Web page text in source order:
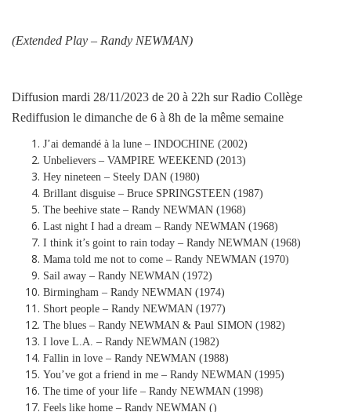
(Extended Play – Randy NEWMAN)
Diffusion mardi 28/11/2023 de 20 à 22h sur Radio Collège
Rediffusion le dimanche de 6 à 8h de la même semaine
J’ai demandé à la lune – INDOCHINE (2002)
Unbelievers – VAMPIRE WEEKEND (2013)
Hey nineteen – Steely DAN (1980)
Brillant disguise – Bruce SPRINGSTEEN (1987)
The beehive state – Randy NEWMAN (1968)
Last night I had a dream – Randy NEWMAN (1968)
I think it’s goint to rain today – Randy NEWMAN (1968)
Mama told me not to come – Randy NEWMAN (1970)
Sail away – Randy NEWMAN (1972)
Birmingham – Randy NEWMAN (1974)
Short people – Randy NEWMAN (1977)
The blues – Randy NEWMAN & Paul SIMON (1982)
I love L.A. – Randy NEWMAN (1982)
Fallin in love – Randy NEWMAN (1988)
You’ve got a friend in me – Randy NEWMAN (1995)
The time of your life – Randy NEWMAN (1998)
Feels like home – Randy NEWMAN ()